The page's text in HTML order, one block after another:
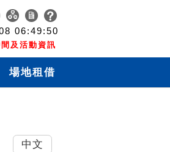
06:49:51
及活動資訊
場地租借